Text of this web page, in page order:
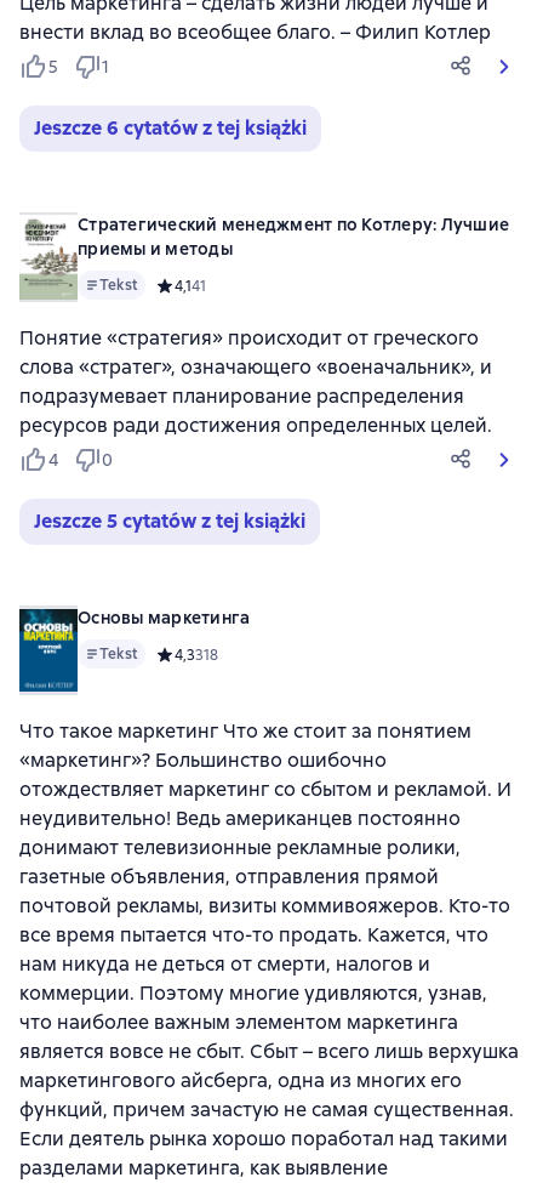
внести вклад во всеобщее благо. – Филип Котлер
5 1
Jeszcze 6 cytatów z tej książki
Стратегический менеджмент по Котлеру: Лучшие
приемы и методы
Tekst Средний рейтинг 4,1 на основе 41 оценок
4,141
Понятие «стратегия» происходит от греческого
слова «стратег», означающего «военачальник», и
подразумевает планирование распределения
ресурсов ради достижения определенных целей.
4 0
Jeszcze 5 cytatów z tej książki
Основы маркетинга
Tekst Средний рейтинг 4,3 на основе 318 оценок
4,3318
Что такое маркетинг Что же стоит за понятием
«маркетинг»? Большинство ошибочно
отождествляет маркетинг со сбытом и рекламой. И
неудивительно! Ведь американцев постоянно
донимают телевизионные рекламные ролики,
газетные объявления, отправления прямой
почтовой рекламы, визиты коммивояжеров. Кто-то
все время пытается что-то продать. Кажется, что
нам никуда не деться от смерти, налогов и
коммерции. Поэтому многие удивляются, узнав,
что наиболее важным элементом маркетинга
является вовсе не сбыт. Сбыт – всего лишь верхушка
маркетингового айсберга, одна из многих его
функций, причем зачастую не самая существенная.
Если деятель рынка хорошо поработал над такими
разделами маркетинга, как выявление